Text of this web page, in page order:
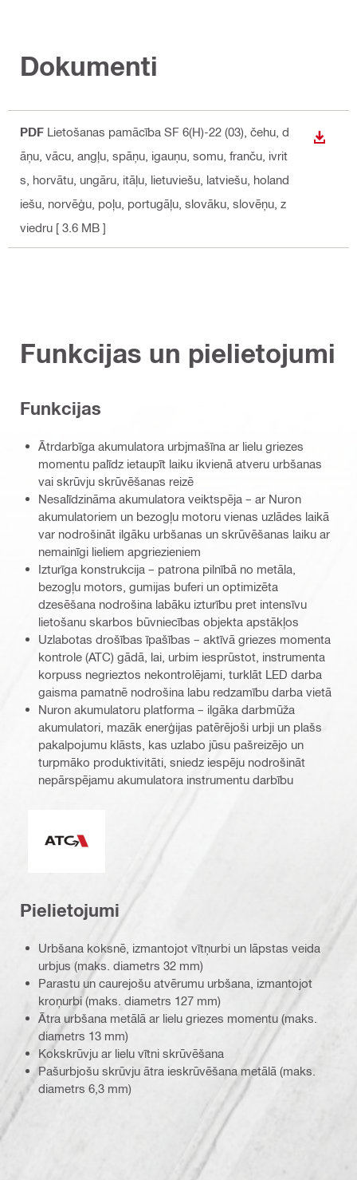
Dokumenti
PDF Lietošanas pamācība SF 6(H)-22 (03) , čehu, d
āņu, vācu, angļu, spāņu, igauņu, somu, franču, ivrit
s, horvātu, ungāru, itāļu, lietuviešu, latviešu, holand
iešu, norvēģu, poļu, portugāļu, slovāku, slovēņu, z
viedru [ 3.6 MB ]
Funkcijas un pielietojumi
Funkcijas
Ātrdarbīga akumulatora urbjmašīna ar lielu griezes
momentu palīdz ietaupīt laiku ikvienā atveru urbšanas
vai skrūvju skrūvēšanas reizē
Nesalīdzināma akumulatora veiktspēja – ar Nuron
akumulatoriem un bezogļu motoru vienas uzlādes laikā
var nodrošināt ilgāku urbšanas un skrūvēšanas laiku ar
nemainīgi lieliem apgriezieniem
Izturīga konstrukcija – patrona pilnībā no metāla,
bezogļu motors, gumijas buferi un optimizēta
dzesēšana nodrošina labāku izturību pret intensīvu
lietošanu skarbos būvniecības objekta apstākļos
Uzlabotas drošības īpašības – aktīvā griezes momenta
kontrole (ATC) gādā, lai, urbim iesprūstot, instrumenta
korpuss negrieztos nekontrolējami, turklāt LED darba
gaisma pamatnē nodrošina labu redzamību darba vietā
Nuron akumulatoru platforma – ilgāka darbmūža
akumulatori, mazāk enerģijas patērējoši urbji un plašs
pakalpojumu klāsts, kas uzlabo jūsu pašreizējo un
turpmāko produktivitāti, sniedz iespēju nodrošināt
nepārspējamu akumulatora instrumentu darbību
Pielietojumi
Urbšana koksnē, izmantojot vītņurbi un lāpstas veida
urbjus (maks. diametrs 32 mm)
Parastu un caurejošu atvērumu urbšana, izmantojot
kroņurbi (maks. diametrs 127 mm)
Ātra urbšana metālā ar lielu griezes momentu (maks.
diametrs 13 mm)
Kokskrūvju ar lielu vītni skrūvēšana
Pašurbjošu skrūvju ātra ieskrūvēšana metālā (maks.
diametrs 6,3 mm)